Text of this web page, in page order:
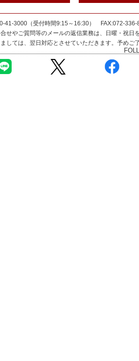
41-3000（受付時間9:15～16:30） FAX:072-
せやご質問等のメールの返信業務は、日曜・祝
しては、翌日対応とさせていただきます。予めご